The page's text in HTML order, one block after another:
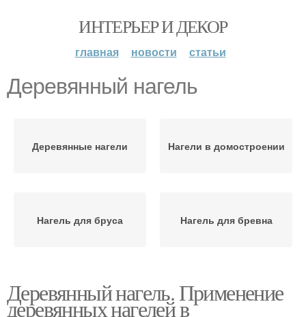
ИНТЕРЬЕР И ДЕКОР
главная новости статьи
Деревянный нагель
Деревянные нагели Нагели в домостроении
Нагель для бруса Нагель для бревна
Деревянный нагель. Применение
деревянных нагелей в